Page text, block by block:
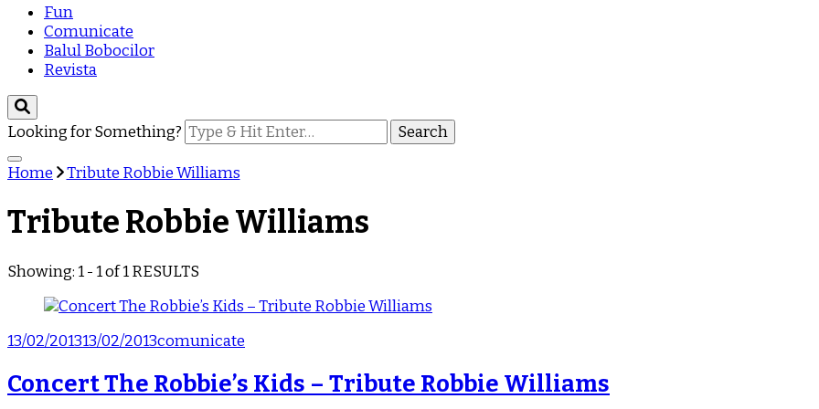
Fun
Comunicate
Balul Bobocilor
Revista
Looking for Something?
Home Tribute Robbie Williams
Tribute Robbie Williams
Showing: 1 - 1 of 1 RESULTS
13/02/201313/02/2013comunicate
Concert The Robbie’s Kids – Tribute Robbie Williams